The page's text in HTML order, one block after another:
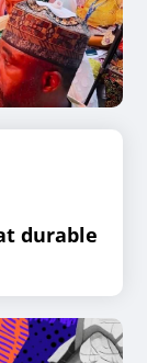
durable